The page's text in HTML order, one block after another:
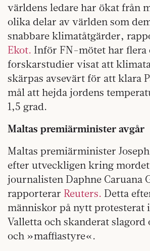
världens ledare har ökat från
olika delar av världen som
snabbare klimatåtgärder,
Ekot. Inför FN-mötet har flera
forskarstudier visat att
skärpas avsevärt för att klara
mål att hejda jordens
1,5 grad.
Maltas premiärminister avgår
Maltas premiärminister
efter utveckligen kring
journalisten Daphne Caruana
rapporterar Reuters. Detta
människor på nytt protesterat
Valletta och skanderat
och »maffiastyre«.